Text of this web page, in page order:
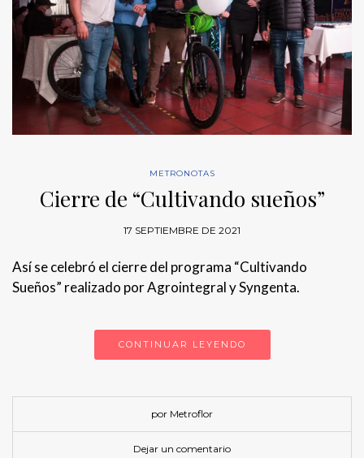
METRONOTAS
Cierre de “Cultivando sueños”
17 SEPTIEMBRE DE 2021
Así se celebró el cierre del programa “Cultivando
Sueños” realizado por Agrointegral y Syngenta.
CONTINUAR LEYENDO
por Metroflor
Dejar un comentario